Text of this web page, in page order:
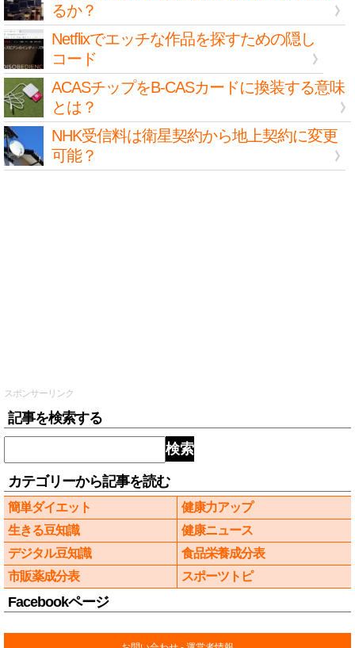
るか？
Netflixでエッチな作品を探すための隠し
コード
ACASチップをB-CASカードに換装する意味
とは？
NHK受信料は衛星契約から地上契約に変更
可能？
スポンサーリンク
記事を検索する
検索
カテゴリーから記事を読む
簡単ダイエット
健康力アップ
生きる豆知識
健康ニュース
デジタル豆知識
食品栄養成分表
市販薬成分表
スポーツトピ
Facebookページ